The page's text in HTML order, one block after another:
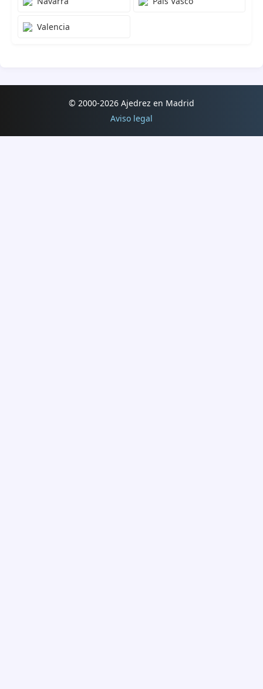
5. Torneo de Ferias San Nicasio 2026
25.07.2026
2. Torneo de Ajedrez Los Navalucillos -Promoción- 2026
25.07.2026
2. Torneo de Ajedrez Los Navalucillos Evaluable ELO 2026
Valencia
© 2000-2026 Ajedrez en Madrid
Aviso legal